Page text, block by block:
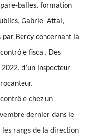
balles, formation
Gabriel Attal,
par Bercy concernant la
fiscal. Des
d’un inspecteur
chez un
dernier dans le
les rangs de la direction